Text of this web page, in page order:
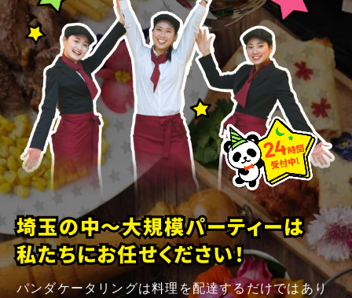
埼玉の中～大規模パーティーは
私たちにお任せください！
パンダケータリングは料理を配達するだけではあり